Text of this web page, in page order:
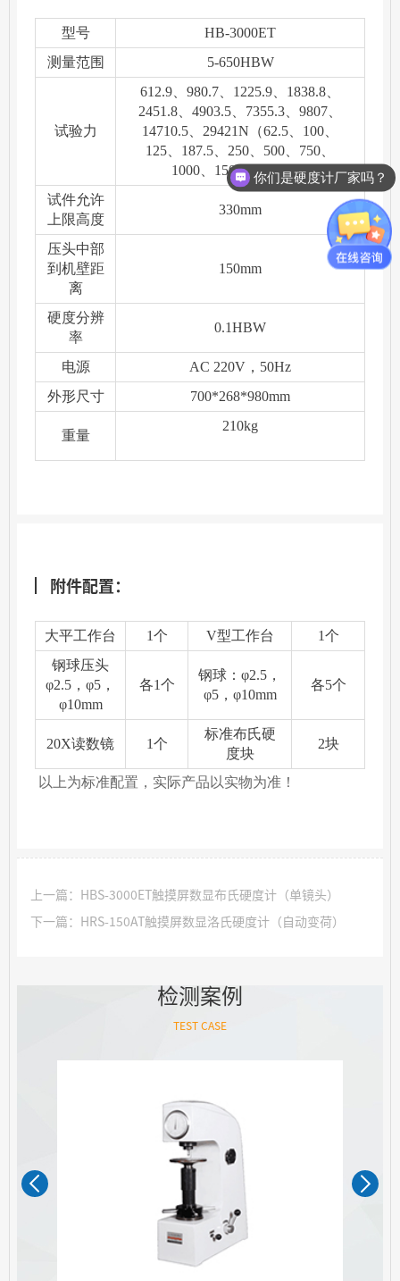
型号
HB-3000ET
测量范围
5-650HBW
试验力
612.9、980.7、1225.9、1838.8、
2451.8、4903.5、7355.3、9807、
14710.5、29421N（62.5、100、
125、187.5、250、500、750、
1000、1500、3000kgf)
试件允许
上限高度
330mm
压头中部
到机壁距
离
150mm
硬度分辨
率
0.1HBW
电源
AC 220V，50Hz
外形尺寸
700*268*980mm
重量
210kg
附件配置：
大平工作台 1个 V型工作台
1个
钢球压头
φ2.5，φ5，
φ10mm
各1个
钢球：φ2.5，
φ5，φ10mm
各5个
20X读数镜 1个
标准布氏硬
度块
2块
以上为标准配置，实际产品以实物为准！
上一篇：HBS-3000ET触摸屏数显布氏硬度计（单镜头）
下一篇：HRS-150AT触摸屏数显洛氏硬度计（自动变荷）
检测案例
TEST CASE
你们是硬度计厂家吗？
知金硬度计价格